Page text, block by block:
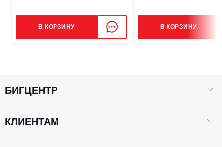
В КОРЗИНУ В КОРЗИНУ
БИГЦЕНТР
КЛИЕНТАМ